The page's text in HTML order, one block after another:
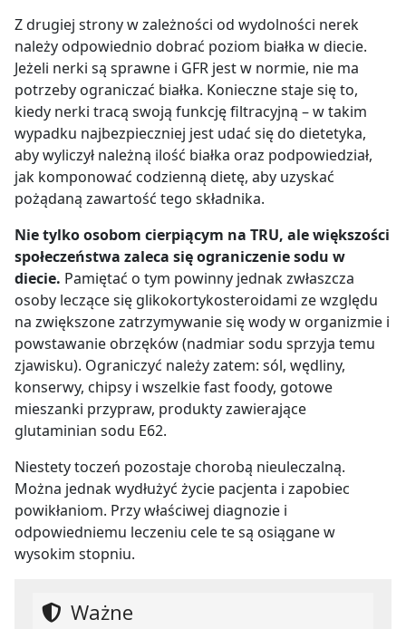
Z drugiej strony w zależności od wydolności nerek
należy odpowiednio dobrać poziom białka w diecie.
Jeżeli nerki są sprawne i GFR jest w normie, nie ma
potrzeby ograniczać białka. Konieczne staje się to,
kiedy nerki tracą swoją funkcję filtracyjną – w takim
wypadku najbezpieczniej jest udać się do dietetyka,
aby wyliczył należną ilość białka oraz podpowiedział,
jak komponować codzienną dietę, aby uzyskać
pożądaną zawartość tego składnika.
Nie tylko osobom cierpiącym na TRU, ale większości
społeczeństwa zaleca się ograniczenie sodu w
diecie. Pamiętać o tym powinny jednak zwłaszcza
osoby leczące się glikokortykosteroidami ze względu
na zwiększone zatrzymywanie się wody w organizmie i
powstawanie obrzęków (nadmiar sodu sprzyja temu
zjawisku). Ograniczyć należy zatem: sól, wędliny,
konserwy, chipsy i wszelkie fast foody, gotowe
mieszanki przypraw, produkty zawierające
glutaminian sodu E62.
Niestety toczeń pozostaje chorobą nieuleczalną.
Można jednak wydłużyć życie pacjenta i zapobiec
powikłaniom. Przy właściwej diagnozie i
odpowiedniemu leczeniu cele te są osiągane w
wysokim stopniu.
Ważne